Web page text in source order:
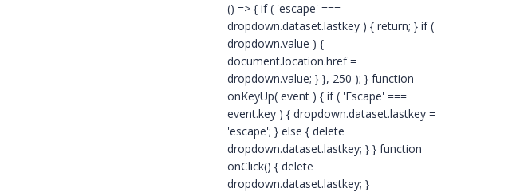
() => { if ( 'escape' ===
dropdown.dataset.lastkey ) { return; } if (
dropdown.value ) {
document.location.href =
dropdown.value; } }, 250 ); } function
onKeyUp( event ) { if ( 'Escape' ===
event.key ) { dropdown.dataset.lastkey =
'escape'; } else { delete
dropdown.dataset.lastkey; } } function
onClick() { delete
dropdown.dataset.lastkey; }